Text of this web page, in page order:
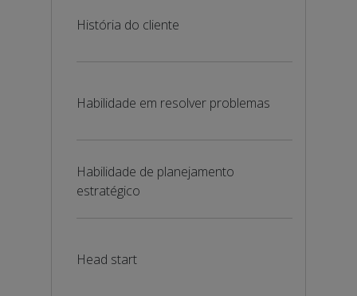
História do cliente
Habilidade em resolver problemas
Habilidade de planejamento
estratégico
Head start